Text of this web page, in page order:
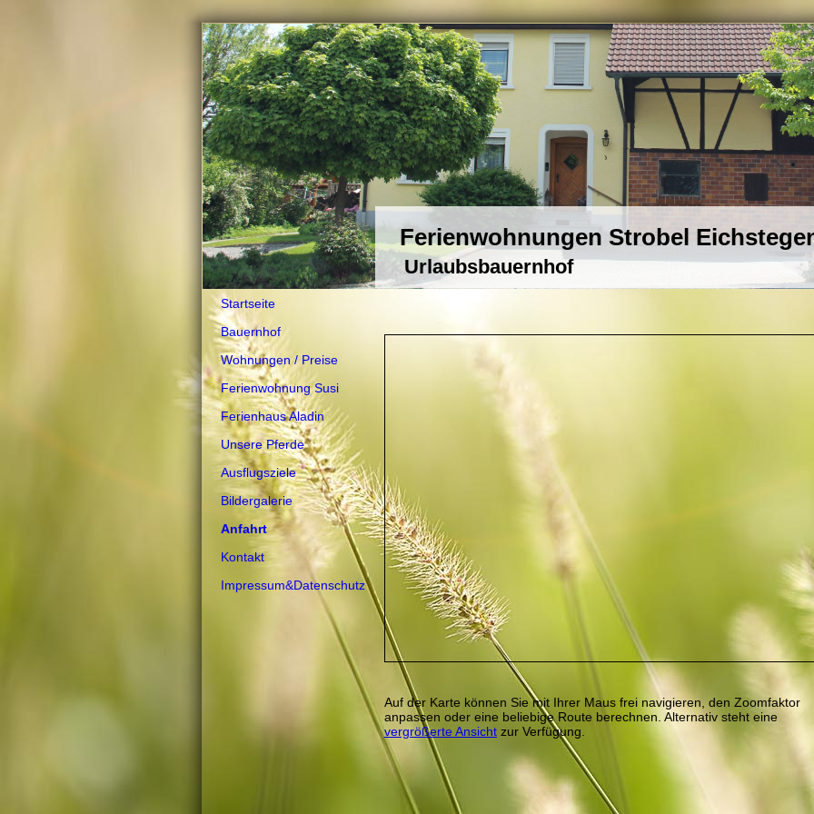
Ferienwohnungen Strobel
Urlaubsbauernhof
Startseite
Bauernhof
Wohnungen / Preise
Ferienwohnung Susi
Ferienhaus Aladin
Unsere Pferde
Ausflugsziele
Bildergalerie
Anfahrt
Kontakt
Impressum&Datenschutz
Auf der Karte können Sie mit Ihrer Maus frei navigieren, den Zoomfaktor
anpassen oder eine beliebige Route berechnen. Alternativ steht eine
vergrößerte Ansicht zur Verfügung.